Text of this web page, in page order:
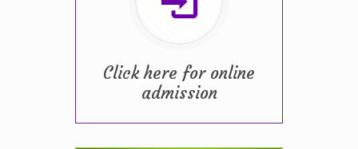
Click here for online
admission